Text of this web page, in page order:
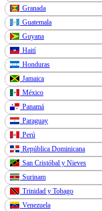
Granada
Guatemala
Guyana
Haití
Honduras
Jamaica
México
Panamá
Paraguay
Perú
República Dominicana
San Cristóbal y Nieves
Surinam
Trinidad y Tobago
Venezuela